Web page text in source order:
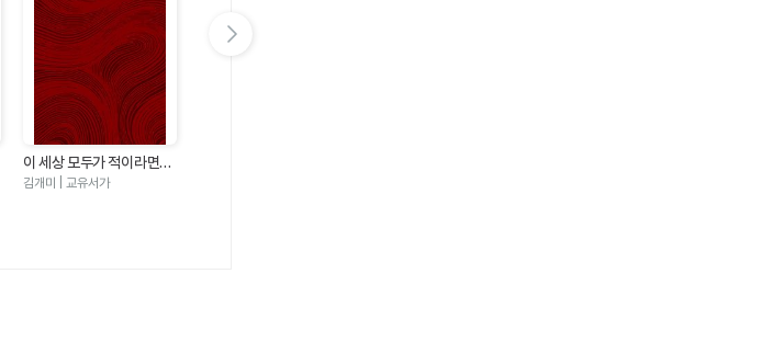
이 세상 모두가 적이라면
(교유서가 시집9)
김개미 | 교유서가